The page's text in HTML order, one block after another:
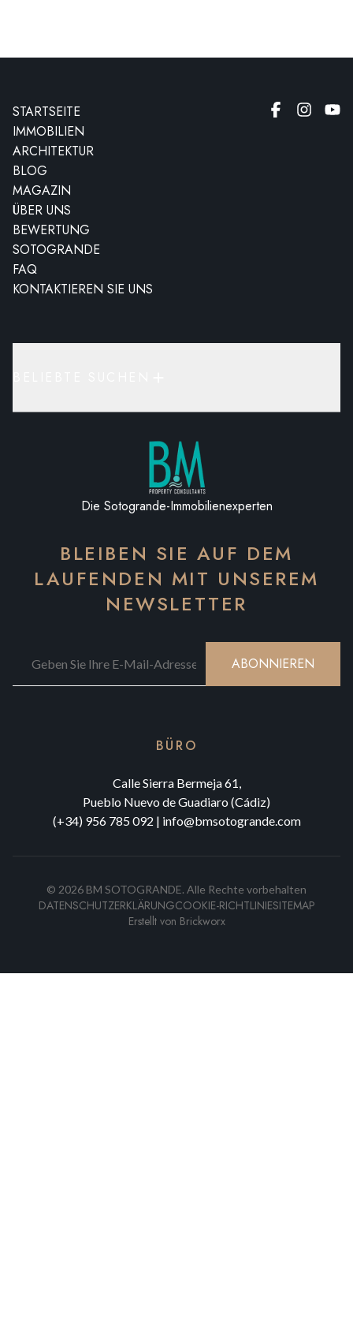
STARTSEITE
IMMOBILIEN
ARCHITEKTUR
BLOG
MAGAZIN
ÜBER UNS
BEWERTUNG
SOTOGRANDE
FAQ
KONTAKTIEREN SIE UNS
Die Sotogrande-Immobilienexperten
BLEIBEN SIE AUF DEM
LAUFENDEN MIT UNSEREM
NEWSLETTER
ABONNIEREN
BÜRO
Calle Sierra Bermeja 61,
Pueblo Nuevo de Guadiaro (Cádiz)
(+34) 956 785 092 | info@bmsotogrande.com
© 2026 BM SOTOGRANDE. Alle Rechte vorbehalten
DATENSCHUTZERKLÄRUNGCOOKIE-RICHTLINIESITEMAP
Erstellt von Brickworx